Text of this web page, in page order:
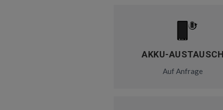
AKKU-AUSTAUSCH
Auf Anfrage